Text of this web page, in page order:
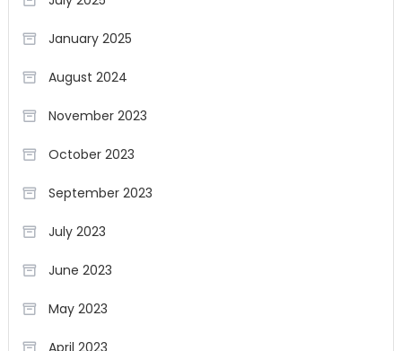
January 2025
August 2024
November 2023
October 2023
September 2023
July 2023
June 2023
May 2023
April 2023